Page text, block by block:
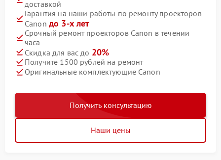
доставкой
Гарантия на наши работы по ремонту проекторов
Canon до 3-х лет
Срочный ремонт проекторов Canon в течении
часа
Скидка для вас до 20%
Получите 1500 рублей на ремонт
Оригинальные комплектующие Canon
Получить консультацию
Наши цены